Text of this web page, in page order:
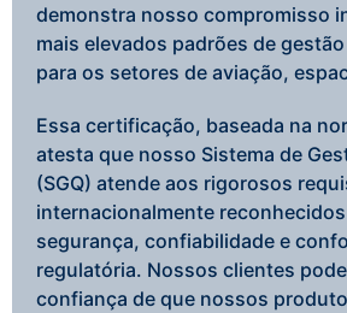
demonstra nosso compromisso
mais elevados padrões de
para os setores de aviação,
Essa certificação, baseada na
atesta que nosso Sistema de
(SGQ) atende aos rigorosos
internacionalmente
segurança, confiabilidade e
regulatória. Nossos clientes
confiança de que nossos